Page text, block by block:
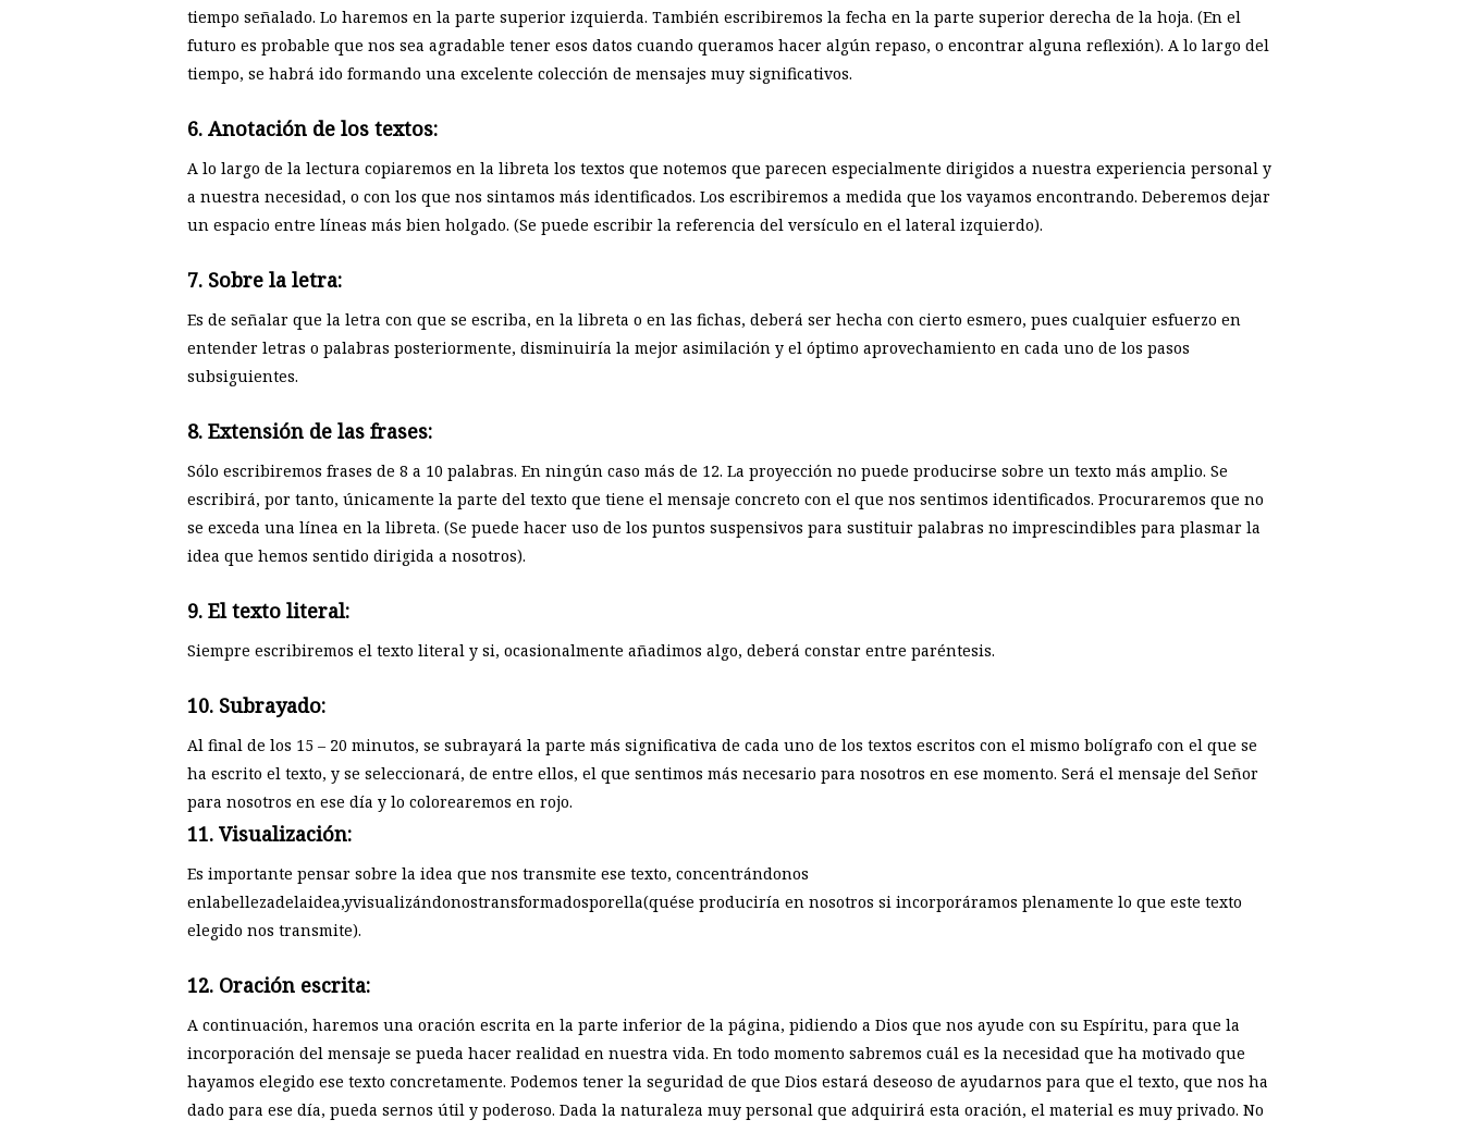
tiempo señalado. Lo haremos en la parte superior izquierda. También escribiremos la fecha en la parte superior derecha de la hoja. (En el
futuro es probable que nos sea agradable tener esos datos cuando queramos hacer algún repaso, o encontrar alguna reflexión). A lo largo del
tiempo, se habrá ido formando una excelente colección de mensajes muy significativos.
6. Anotación de los textos:
A lo largo de la lectura copiaremos en la libreta los textos que notemos que parecen especialmente dirigidos a nuestra experiencia personal y
a nuestra necesidad, o con los que nos sintamos más identificados. Los escribiremos a medida que los vayamos encontrando. Deberemos dejar
un espacio entre líneas más bien holgado. (Se puede escribir la referencia del versículo en el lateral izquierdo).
7. Sobre la letra:
Es de señalar que la letra con que se escriba, en la libreta o en las fichas, deberá ser hecha con cierto esmero, pues cualquier esfuerzo en
entender letras o palabras posteriormente, disminuiría la mejor asimilación y el óptimo aprovechamiento en cada uno de los pasos
subsiguientes.
8. Extensión de las frases:
Sólo escribiremos frases de 8 a 10 palabras. En ningún caso más de 12. La proyección no puede producirse sobre un texto más amplio. Se
escribirá, por tanto, únicamente la parte del texto que tiene el mensaje concreto con el que nos sentimos identificados. Procuraremos que no
se exceda una línea en la libreta. (Se puede hacer uso de los puntos suspensivos para sustituir palabras no imprescindibles para plasmar la
idea que hemos sentido dirigida a nosotros).
9. El texto literal:
Siempre escribiremos el texto literal y si, ocasionalmente añadimos algo, deberá constar entre paréntesis.
10. Subrayado:
Al final de los 15 – 20 minutos, se subrayará la parte más significativa de cada uno de los textos escritos con el mismo bolígrafo con el que se
ha escrito el texto, y se seleccionará, de entre ellos, el que sentimos más necesario para nosotros en ese momento. Será el mensaje del Señor
para nosotros en ese día y lo colorearemos en rojo.
11. Visualización:
Es importante pensar sobre la idea que nos transmite ese texto, concentrándonos
enlabellezadelaidea,yvisualizándonostransformadosporella(quése produciría en nosotros si incorporáramos plenamente lo que este texto
elegido nos transmite).
12. Oración escrita:
A continuación, haremos una oración escrita en la parte inferior de la página, pidiendo a Dios que nos ayude con su Espíritu, para que la
incorporación del mensaje se pueda hacer realidad en nuestra vida. En todo momento sabremos cuál es la necesidad que ha motivado que
hayamos elegido ese texto concretamente. Podemos tener la seguridad de que Dios estará deseoso de ayudarnos para que el texto, que nos ha
dado para ese día, pueda sernos útil y poderoso. Dada la naturaleza muy personal que adquirirá esta oración, el material es muy privado. No